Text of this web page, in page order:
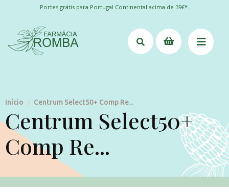
Portes grátis para Portugal Continental acima de 39€*.
Início / Centrum Select50+ Comp Re...
Centrum Select50+
Comp Re...